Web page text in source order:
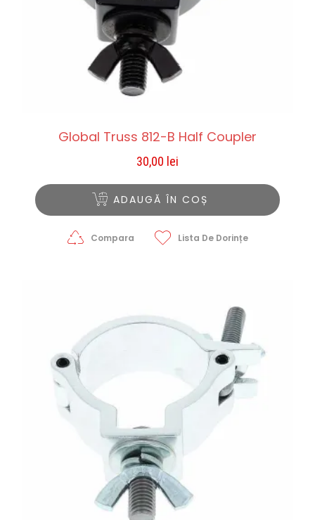
Global Truss 812-B Half Coupler
30,00 lei
ADAUGĂ ÎN COȘ
Compara Lista De Dorințe